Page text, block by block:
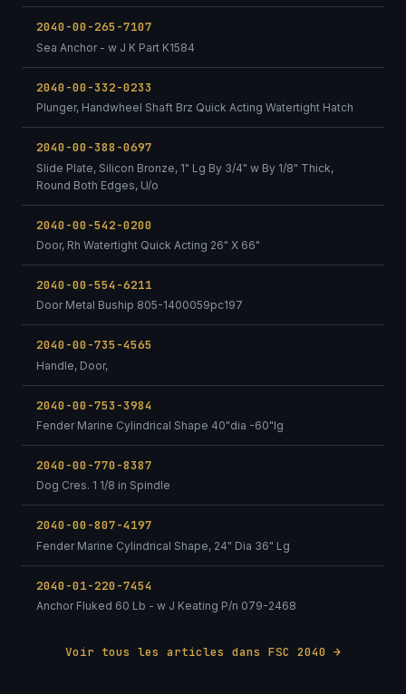
2040-00-265-7107
Sea Anchor - w J K Part K1584
2040-00-332-0233
Plunger, Handwheel Shaft Brz Quick Acting Watertight Hatch
2040-00-388-0697
Slide Plate, Silicon Bronze, 1" Lg By 3/4" w By 1/8" Thick,
Round Both Edges, U/o
2040-00-542-0200
Door, Rh Watertight Quick Acting 26" X 66"
2040-00-554-6211
Door Metal Buship 805-1400059pc197
2040-00-735-4565
Handle, Door,
2040-00-753-3984
Fender Marine Cylindrical Shape 40"dia -60"lg
2040-00-770-8387
Dog Cres. 1 1/8 in Spindle
2040-00-807-4197
Fender Marine Cylindrical Shape, 24" Dia 36" Lg
2040-01-220-7454
Anchor Fluked 60 Lb - w J Keating P/n 079-2468
Voir tous les articles dans FSC 2040 →